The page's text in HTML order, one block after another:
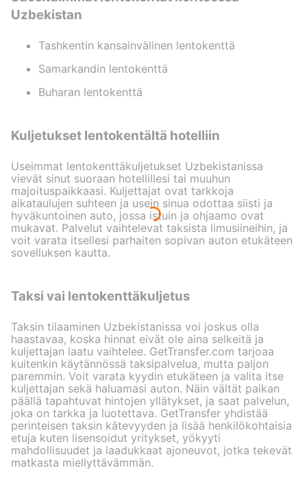
Uzbekistan
Tashkentin kansainvälinen lentokenttä
Samarkandin lentokenttä
Buharan lentokenttä
Kuljetukset lentokentältä hotelliin
Useimmat lentokenttäkuljetukset Uzbekistanissa
vievät sinut suoraan hotellillesi tai muuhun
majoituspaikkaasi. Kuljettajat ovat tarkkoja
aikataulujen suhteen ja usein sinua odottaa siisti ja
hyväkuntoinen auto, jossa istuin ja ohjaamo ovat
mukavat. Palvelut vaihtelevat taksista limusiineihin, ja
voit varata itsellesi parhaiten sopivan auton etukäteen
sovelluksen kautta.
Taksi vai lentokenttäkuljetus
Taksin tilaaminen Uzbekistanissa voi joskus olla
haastavaa, koska hinnat eivät ole aina selkeitä ja
kuljettajan laatu vaihtelee. GetTransfer.com tarjoaa
kuitenkin käytännössä taksipalvelua, mutta paljon
paremmin. Voit varata kyydin etukäteen ja valita itse
kuljettajan sekä haluamasi auton. Näin vältät paikan
päällä tapahtuvat hintojen yllätykset, ja saat palvelun,
joka on tarkka ja luotettava. GetTransfer yhdistää
perinteisen taksin kätevyyden ja lisää henkilökohtaisia
etuja kuten lisensoidut yritykset, yökyyti
mahdollisuudet ja laadukkaat ajoneuvot, jotka tekevät
matkasta miellyttävämmän.